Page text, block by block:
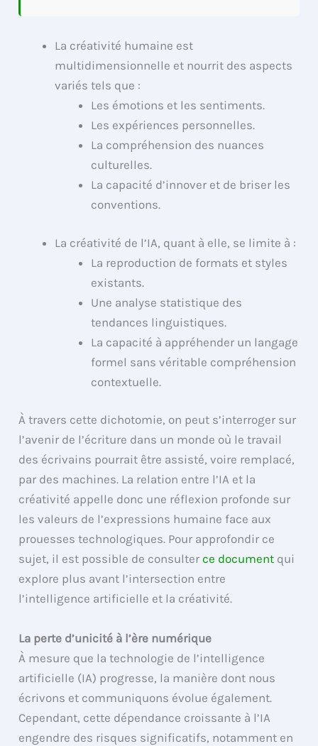
La créativité humaine est
multidimensionnelle et nourrit des aspects
variés tels que :
Les émotions et les sentiments.
Les expériences personnelles.
La compréhension des nuances
culturelles.
La capacité d’innover et de briser les
conventions.
La créativité de l’IA, quant à elle, se limite à :
La reproduction de formats et styles
existants.
Une analyse statistique des
tendances linguistiques.
La capacité à appréhender un langage
formel sans véritable compréhension
contextuelle.
À travers cette dichotomie, on peut s’interroger sur
l’avenir de l’écriture dans un monde où le travail
des écrivains pourrait être assisté, voire remplacé,
par des machines. La relation entre l’IA et la
créativité appelle donc une réflexion profonde sur
les valeurs de l’expressions humaine face aux
prouesses technologiques. Pour approfondir ce
sujet, il est possible de consulterce document qui
explore plus avant l’intersection entre
l’intelligence artificielle et la créativité.
La perte d’unicité à l’ère numérique
À mesure que la technologie de l’intelligence
artificielle (IA) progresse, la manière dont nous
écrivons et communiquons évolue également.
Cependant, cette dépendance croissante à l’IA
engendre des risques significatifs, notamment en